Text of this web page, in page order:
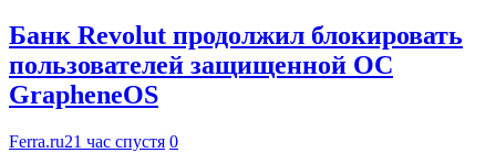
Банк Revolut продолжил блокировать
пользователей защищенной ОС
GrapheneOS
Ferra.ru21 час спустя 0